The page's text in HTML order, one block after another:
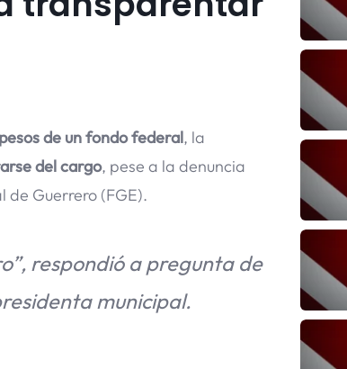
de un fondo federal, la
del cargo, pese a la denuncia
de Guerrero (FGE).
respondió a pregunta de
municipal.